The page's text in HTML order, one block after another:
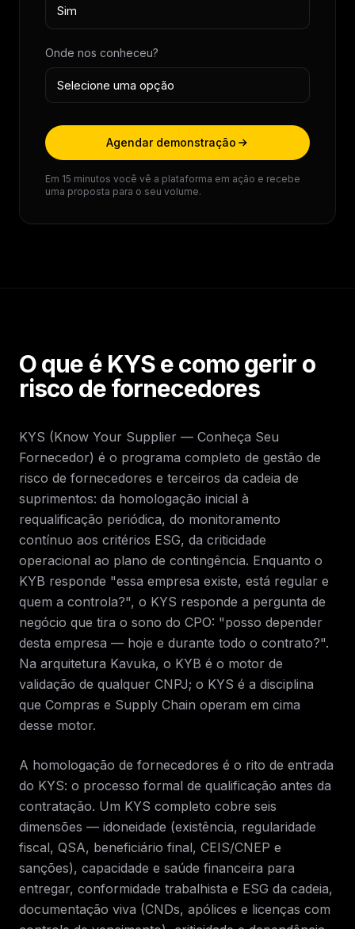
Onde nos conheceu?
Agendar demonstração
Em 15 minutos você vê a plataforma em ação e recebe
uma proposta para o seu volume.
O que é KYS e como gerir o
risco de fornecedores
KYS (Know Your Supplier — Conheça Seu
Fornecedor) é o programa completo de gestão de
risco de fornecedores e terceiros da cadeia de
suprimentos: da homologação inicial à
requalificação periódica, do monitoramento
contínuo aos critérios ESG, da criticidade
operacional ao plano de contingência. Enquanto o
KYB responde "essa empresa existe, está regular e
quem a controla?", o KYS responde a pergunta de
negócio que tira o sono do CPO: "posso depender
desta empresa — hoje e durante todo o contrato?".
Na arquitetura Kavuka, o KYB é o motor de
validação de qualquer CNPJ; o KYS é a disciplina
que Compras e Supply Chain operam em cima
desse motor.
A homologação de fornecedores é o rito de entrada
do KYS: o processo formal de qualificação antes da
contratação. Um KYS completo cobre seis
dimensões — idoneidade (existência, regularidade
fiscal, QSA, beneficiário final, CEIS/CNEP e
sanções), capacidade e saúde financeira para
entregar, conformidade trabalhista e ESG da cadeia,
documentação viva (CNDs, apólices e licenças com